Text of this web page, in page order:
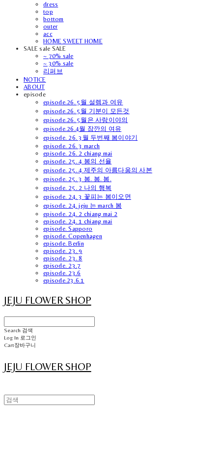
dress
top
bottom
outer
acc
HOME SWEET HOME
SALE sale SALE
~ 70% sale
~ 30% sale
리퍼브
NOTICE
ABOUT
episode
episode.26. 5월 설렘과 여유
episode.26. 5월 기분이 모든것
episode.26. 5월은 사랑이야의
episode.26.4월 잠깐의 여유
episode. 26. 3월 두번째 봄이야기
episode. 26. 3 march
episode. 26. 2 chiang mai
episode. 25. 4 봄의 선율
episode. 25. 4 제주의 아름다움의 사본
episode. 25. 3 봄. 봄. 봄.
episode. 25. 2 나의 행복
episode. 24. 3 꽃피는 봄이오면
episode. 24. jeju 는 march 봄
episode. 24. 2 chiang mai 2
episode. 24. 1 chiang mai
episode. Sapporo
episode. Copenhagen
episode. Berlin
episode. 23. 9
episode. 23. 8
episode. 23.7
episode. 23.6
episode.23.6.1
JEJU FLOWER SHOP
Search 검색
Log In 로그인
Cart장바구니
JEJU FLOWER SHOP